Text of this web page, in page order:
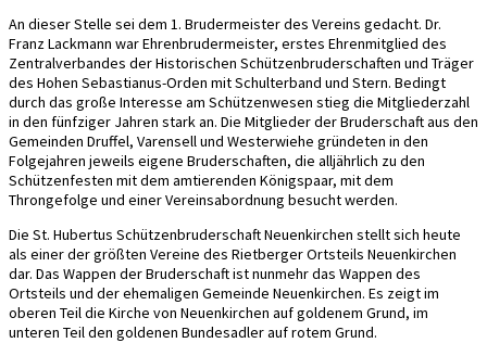
An dieser Stelle sei dem 1. Brudermeister des Vereins gedacht. Dr.
Franz Lackmann war Ehrenbrudermeister, erstes Ehrenmitglied des
Zentralverbandes der Historischen Schützenbruderschaften und Träger
des Hohen Sebastianus-Orden mit Schulterband und Stern. Bedingt
durch das große Interesse am Schützenwesen stieg die Mitgliederzahl
in den fünfziger Jahren stark an. Die Mitglieder der Bruderschaft aus den
Gemeinden Druffel, Varensell und Westerwiehe gründeten in den
Folgejahren jeweils eigene Bruderschaften, die alljährlich zu den
Schützenfesten mit dem amtierenden Königspaar, mit dem
Throngefolge und einer Vereinsabordnung besucht werden.
Die St. Hubertus Schützenbruderschaft Neuenkirchen stellt sich heute
als einer der größten Vereine des Rietberger Ortsteils Neuenkirchen
dar. Das Wappen der Bruderschaft ist nunmehr das Wappen des
Ortsteils und der ehemaligen Gemeinde Neuenkirchen. Es zeigt im
oberen Teil die Kirche von Neuenkirchen auf goldenem Grund, im
unteren Teil den goldenen Bundesadler auf rotem Grund.